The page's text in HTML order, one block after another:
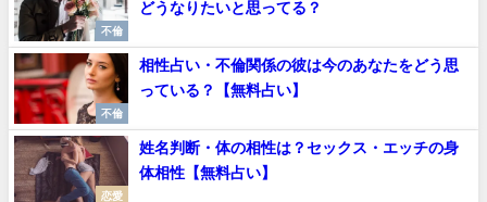
不倫
どうなりたいと思ってる？
不倫
相性占い・不倫関係の彼は今のあなたをどう思
っている？【無料占い】
恋愛
姓名判断・体の相性は？セックス・エッチの身
体相性【無料占い】